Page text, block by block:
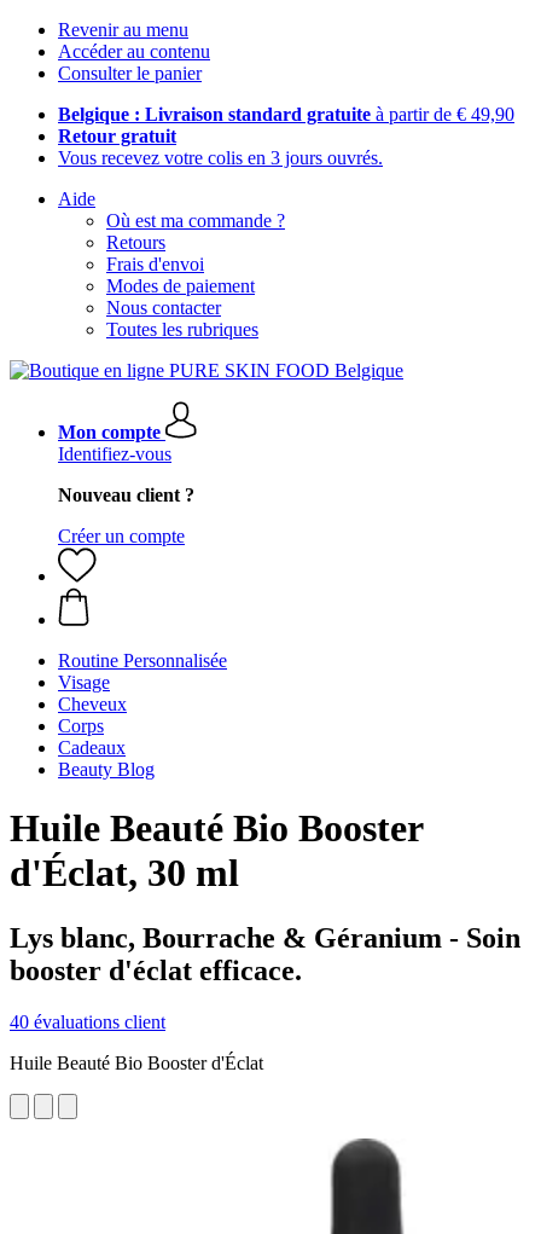
Revenir au menu
Accéder au contenu
Consulter le panier
Belgique : Livraison standard gratuite à partir de € 49,90
Retour gratuit
Vous recevez votre colis en 3 jours ouvrés.
Aide
Où est ma commande ?
Retours
Frais d'envoi
Modes de paiement
Nous contacter
Toutes les rubriques
Mon compte
Identifiez-vous
Nouveau client ?
Créer un compte
Routine Personnalisée
Visage
Cheveux
Corps
Cadeaux
Beauty Blog
Huile Beauté Bio Booster
d'Éclat, 30 ml
Lys blanc, Bourrache & Géranium - Soin
booster d'éclat efficace.
40 évaluations client
Huile Beauté Bio Booster d'Éclat